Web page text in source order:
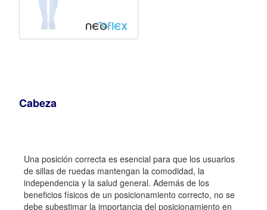
Cabeza
Una posición correcta es esencial para que los usuarios
de sillas de ruedas mantengan la comodidad, la
independencia y la salud general. Además de los
beneficios físicos de un posicionamiento correcto, no se
debe subestimar la importancia del posicionamiento en